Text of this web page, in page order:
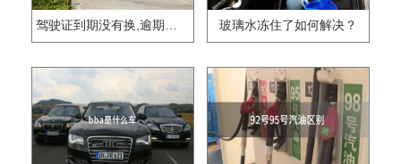
驾驶证到期没有换,逾期怎么办?? 玻璃水冻住了如何解决？